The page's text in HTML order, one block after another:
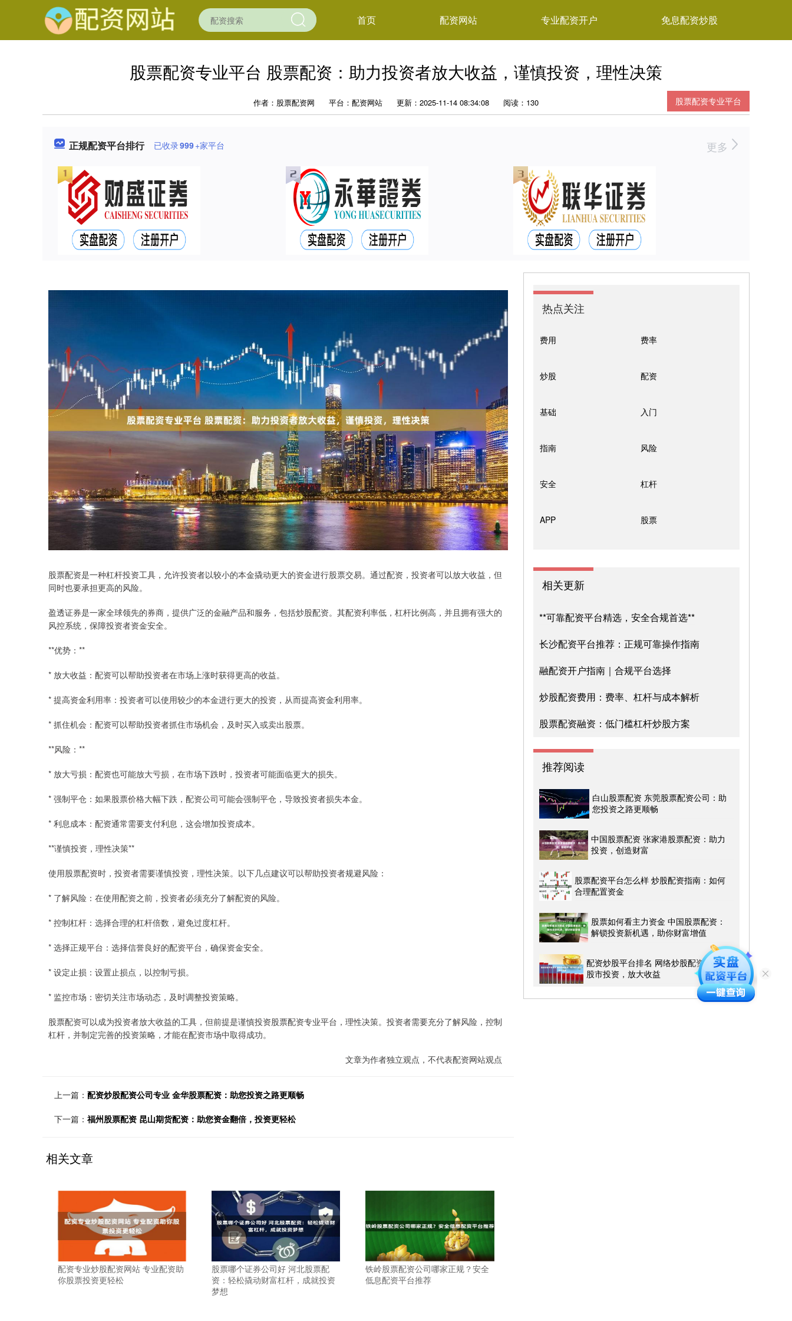
首页 配资网站 专业配资开户 免息配资炒股
股票配资专业平台 股票配资：助力投资者放大收益，谨慎投资，理性决策
股票配资专业平台
作者：股票配资网 平台：配资网站 更新：2025-11-14 08:34:08 阅读：130
正规配资平台排行 已收录999+家平台 更多
股票配资是一种杠杆投资工具，允许投资者以较小的本金撬动更大的资金进行股票交易。通过配资，投资者可以放大收益，但
同时也要承担更高的风险。
盈透证券是一家全球领先的券商，提供广泛的金融产品和服务，包括炒股配资。其配资利率低，杠杆比例高，并且拥有强大的
风控系统，保障投资者资金安全。
**优势：**
* 放大收益：配资可以帮助投资者在市场上涨时获得更高的收益。
* 提高资金利用率：投资者可以使用较少的本金进行更大的投资，从而提高资金利用率。
* 抓住机会：配资可以帮助投资者抓住市场机会，及时买入或卖出股票。
**风险：**
* 放大亏损：配资也可能放大亏损，在市场下跌时，投资者可能面临更大的损失。
* 强制平仓：如果股票价格大幅下跌，配资公司可能会强制平仓，导致投资者损失本金。
* 利息成本：配资通常需要支付利息，这会增加投资成本。
**谨慎投资，理性决策**
使用股票配资时，投资者需要谨慎投资，理性决策。以下几点建议可以帮助投资者规避风险：
* 了解风险：在使用配资之前，投资者必须充分了解配资的风险。
* 控制杠杆：选择合理的杠杆倍数，避免过度杠杆。
* 选择正规平台：选择信誉良好的配资平台，确保资金安全。
* 设定止损：设置止损点，以控制亏损。
* 监控市场：密切关注市场动态，及时调整投资策略。
股票配资可以成为投资者放大收益的工具，但前提是谨慎投资股票配资专业平台，理性决策。投资者需要充分了解风险，控制
杠杆，并制定完善的投资策略，才能在配资市场中取得成功。
文章为作者独立观点，不代表配资网站观点
上一篇： 配资炒股配资公司专业 金华股票配资：助您投资之路更顺畅
下一篇： 福州股票配资 昆山期货配资：助您资金翻倍，投资更轻松
相关文章
配资专业炒股配资网站 专业配资助
你股票投资更轻松
股票哪个证券公司好 河北股票配
资：轻松撬动财富杠杆，成就投资
梦想
铁岭股票配资公司哪家正规？安全
低息配资平台推荐
热点关注
费用 费率
炒股 配资
基础 入门
指南 风险
安全 杠杆
APP 股票
相关更新
**可靠配资平台精选，安全合规首选**
长沙配资平台推荐：正规可靠操作指南
融配资开户指南｜合规平台选择
炒股配资费用：费率、杠杆与成本解析
股票配资融资：低门槛杠杆炒股方案
推荐阅读
白山股票配资 东莞股票配资公司：助
您投资之路更顺畅
中国股票配资 张家港股票配资：助力
投资，创造财富
股票配资平台怎么样 炒股配资指南：如何
合理配置资金
股票如何看主力资金 中国股票配资：
解锁投资新机遇，助你财富增值
配资炒股平台排名 网络炒股配资：助力
股市投资，放大收益